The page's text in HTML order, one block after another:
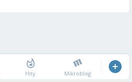
Hity Mikroblog